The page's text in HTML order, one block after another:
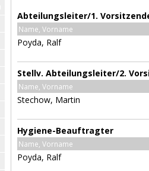
Abteilungsleiter/1.
Name, Vorname
Poyda, Ralf
Stellv. Abteilungsleiter/2.
Name, Vorname
Stechow, Martin
Hygiene-Beauftragter
Name, Vorname
Poyda, Ralf